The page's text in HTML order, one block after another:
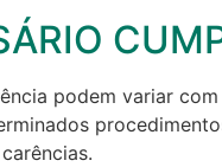
podem variar